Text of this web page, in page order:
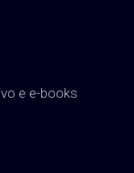
e e-books